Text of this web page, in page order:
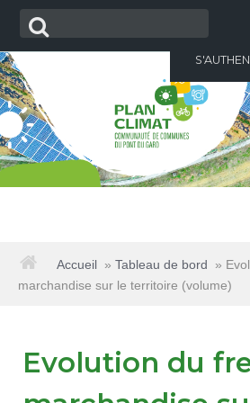
Aller
Recherche
ACTUALITÉS
LE PLAN
Accueil » Tableau de bord »
marchandise sur le territoire (volume)
Evolution du